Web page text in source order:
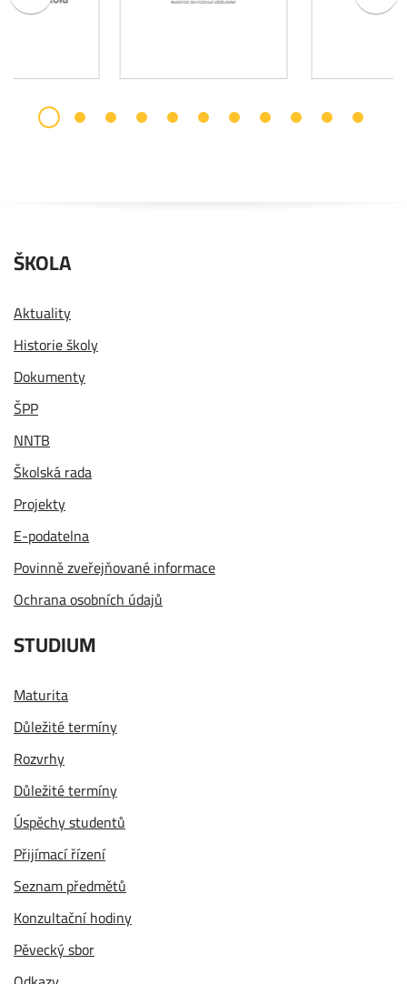
ŠKOLA
Aktuality
Historie školy
Dokumenty
ŠPP
NNTB
Školská rada
Projekty
E-podatelna
Povinně zveřejňované informace
Ochrana osobních údajů
STUDIUM
Maturita
Důležité termíny
Rozvrhy
Důležité termíny
Úspěchy studentů
Přijímací řízení
Seznam předmětů
Konzultační hodiny
Pěvecký sbor